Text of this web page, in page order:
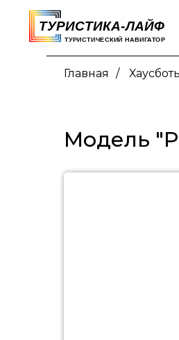
Главная /
Модель